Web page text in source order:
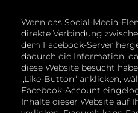
Wenn das Social-Media-
direkte Verbindung
dem Facebook-Server
dadurch die Information,
diese Website besucht
„Like-Button“ anklicken,
Facebook-Account
Inhalte dieser Website auf